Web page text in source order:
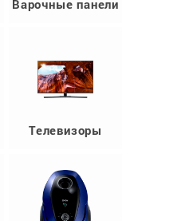
Варочные панели
Телевизоры